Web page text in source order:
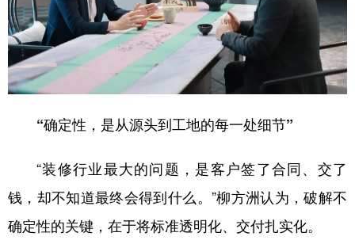
“确定性，是从源头到工地的每一处细节”
“装修行业最大的问题，是客户签了合同、交了
钱，却不知道最终会得到什么。”柳方洲认为，破解不
确定性的关键，在于将标准透明化、交付扎实化。